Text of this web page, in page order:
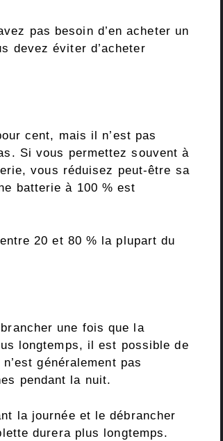
pas besoin d’en acheter un
devez éviter d’acheter
cent, mais il n’est pas
Si vous permettez souvent à
vous réduisez peut-être sa
batterie à 100 % est
20 et 80 % la plupart du
une fois que la
longtemps, il est possible de
généralement pas
pendant la nuit.
la journée et le débrancher
durera plus longtemps.